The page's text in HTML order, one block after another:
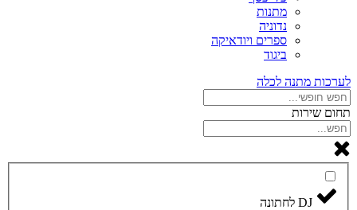
מתנות
נדוניה
ספרים ויודאיקה
ביגוד
לערכות מתנה לכלה
תחום שירות
DJ לחתונה